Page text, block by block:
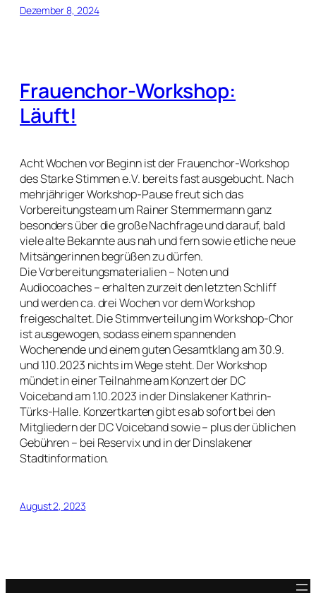
Dezember 8, 2024
Frauenchor-Workshop:
Läuft!
Acht Wochen vor Beginn ist der Frauenchor-Workshop
des Starke Stimmen e.V. bereits fast ausgebucht. Nach
mehrjähriger Workshop-Pause freut sich das
Vorbereitungsteam um Rainer Stemmermann ganz
besonders über die große Nachfrage und darauf, bald
viele alte Bekannte aus nah und fern sowie etliche neue
Mitsängerinnen begrüßen zu dürfen.
Die Vorbereitungsmaterialien – Noten und
Audiocoaches – erhalten zurzeit den letzten Schliff
und werden ca. drei Wochen vor dem Workshop
freigeschaltet. Die Stimmverteilung im Workshop-Chor
ist ausgewogen, sodass einem spannenden
Wochenende und einem guten Gesamtklang am 30.9.
und 1.10.2023 nichts im Wege steht. Der Workshop
mündet in einer Teilnahme am Konzert der DC
Voiceband am 1.10.2023 in der Dinslakener Kathrin-
Türks-Halle. Konzertkarten gibt es ab sofort bei den
Mitgliedern der DC Voiceband sowie – plus der üblichen
Gebühren – bei Reservix und in der Dinslakener
Stadtinformation.
August 2, 2023